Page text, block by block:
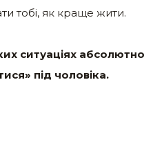
тобі, як краще жити.
ситуаціях абсолютно
під чоловіка.